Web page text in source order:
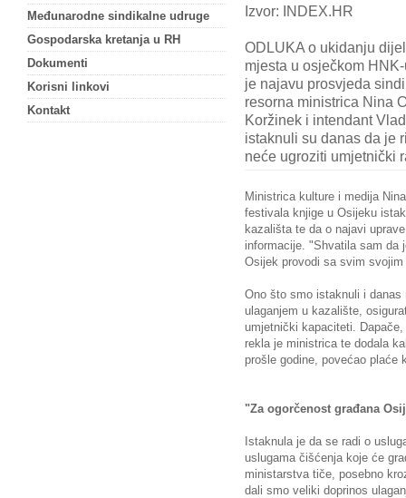
Izvor: INDEX.HR
ODLUKA o ukidanju
mjesta u osječkom
je najavu prosvjeda
resorna ministrica Nina
Koržinek i intendant
istaknuli su danas da je
neće ugroziti umjetnički
Ministrica kulture i medija
festivala knjige u Osijeku
kazališta te da o najavi
informacije. "Shvatila sam da
Osijek provodi sa svim
Ono što smo istaknuli i
ulaganjem u kazalište,
umjetnički kapaciteti.
rekla je ministrica te dodala
prošle godine, povećao plaće
"Za ogorčenost građana
Istaknula je da se radi o
uslugama čišćenja koje će
ministarstva tiče, posebno
dali smo veliki doprinos
Međunarodne sindikalne udruge
Gospodarska kretanja u RH
Dokumenti
Korisni linkovi
Kontakt